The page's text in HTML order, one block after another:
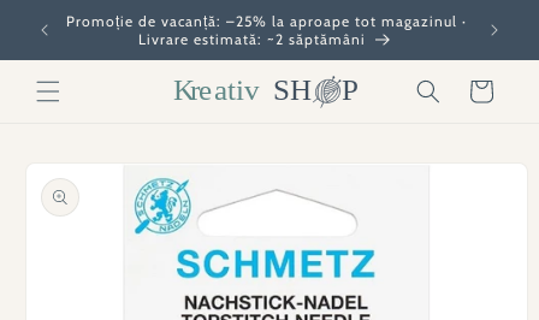
Salt la
conținut
Promoție de vacanță: –25% la aproape tot magazinul ·
Livrare estimată: ~2 săptămâni
Coș
informațiile
produsului